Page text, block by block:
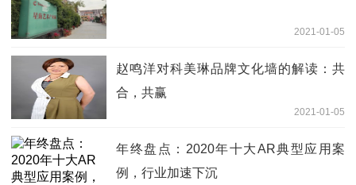
2021-01-05
赵鸣洋对科美琳品牌文化墙的解读：共
合，共赢
2021-01-05
年终盘点：2020年十大AR典型应用案
例，行业加速下沉